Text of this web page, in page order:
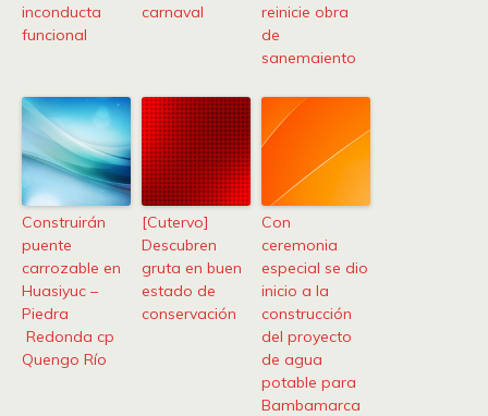
inconducta
funcional
carnaval
reinicie obra
de
sanemaiento
Construirán
puente
carrozable en
Huasiyuc –
Piedra
Redonda cp
Quengo Río
[Cutervo]
Descubren
gruta en buen
estado de
conservación
Con
ceremonia
especial se dio
inicio a la
construcción
del proyecto
de agua
potable para
Bambamarca